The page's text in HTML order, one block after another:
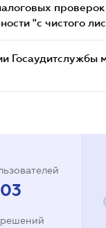
"с чистого
Госаудитслужбы